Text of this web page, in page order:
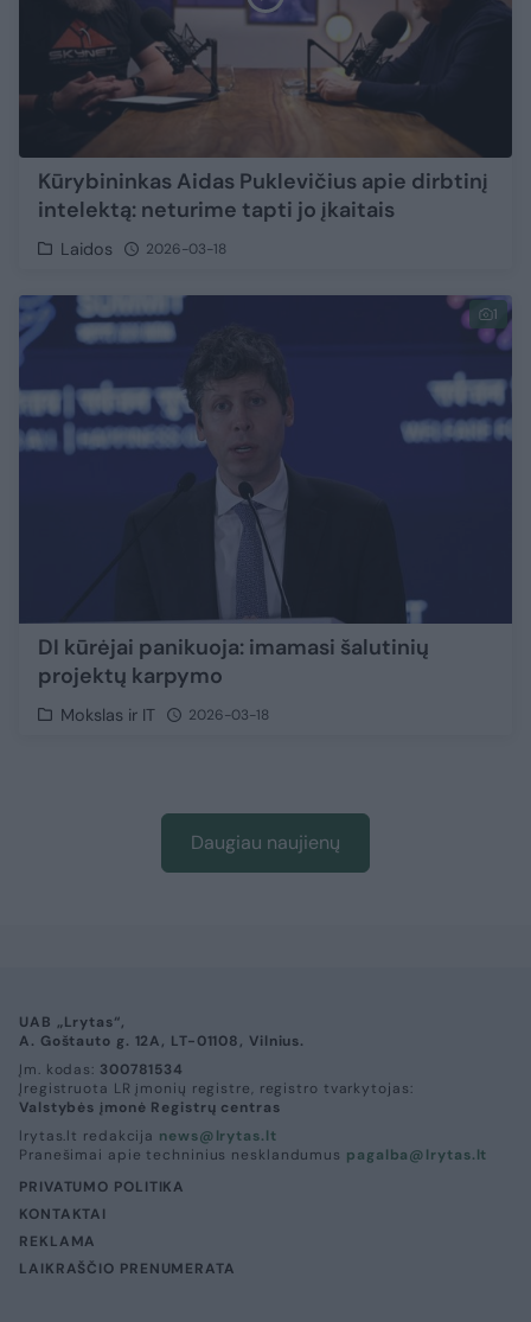
Kūrybininkas Aidas Puklevičius apie dirbtinį
intelektą: neturime tapti jo įkaitais
Laidos 2026-03-18
1
DI kūrėjai panikuoja: imamasi šalutinių
projektų karpymo
Mokslas ir IT 2026-03-18
Daugiau naujienų
UAB „Lrytas“,
A. Goštauto g. 12A, LT-01108, Vilnius.
Įm. kodas: 300781534
Įregistruota LR įmonių registre, registro tvarkytojas:
Valstybės įmonė Registrų centras
lrytas.lt redakcija news@lrytas.lt
Pranešimai apie techninius nesklandumus pagalba@lrytas.lt
PRIVATUMO POLITIKA
KONTAKTAI
REKLAMA
LAIKRAŠČIO PRENUMERATA